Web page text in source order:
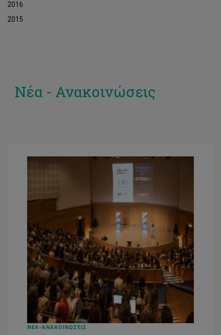
2016
2015
Νέα - Ανακοινώσεις
ΝΕΑ-ΑΝΑΚΟΙΝΩΣΕΙΣ